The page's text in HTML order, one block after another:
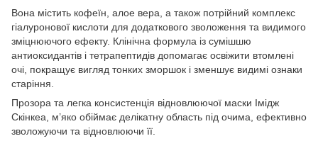
Вона містить кофеїн, алое вера, а також потрійний комплекс
гіалуронової кислоти для додаткового зволоження та видимого
зміцнюючого ефекту. Клінічна формула із сумішшю
антиоксидантів і тетрапептидів допомагає освіжити втомлені
очі, покращує вигляд тонких зморшок і зменшує видимі ознаки
старіння.
Прозора та легка консистенція відновлюючої маски Імідж
Скінкеа, м’яко обіймає делікатну область під очима, ефективно
зволожуючи та відновлюючи її.